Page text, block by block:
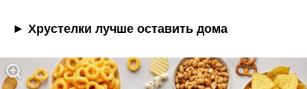
► Хрустелки лучше оставить дома